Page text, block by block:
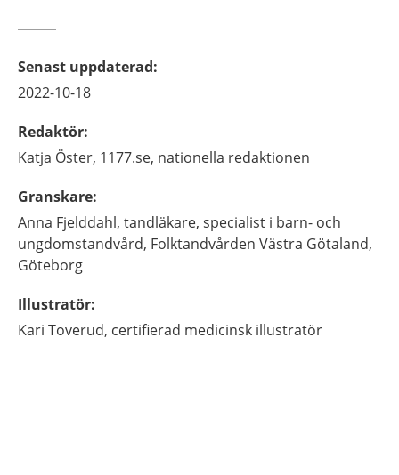
Senast uppdaterad:
2022-10-18
Redaktör:
Katja Öster, 1177.se, nationella redaktionen
Granskare:
Anna Fjelddahl, tandläkare, specialist i barn- och
ungdomstandvård, Folktandvården Västra Götaland,
Göteborg
Illustratör:
Kari Toverud, certifierad medicinsk illustratör